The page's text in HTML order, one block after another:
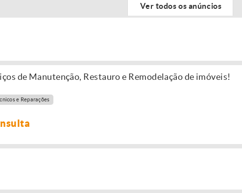
Ver todos os anúncios
de Manutenção, Restauro e Remodelação de imóveis!
e Reparações